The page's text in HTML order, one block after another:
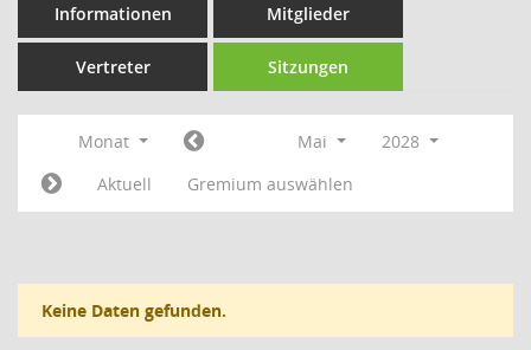
Informationen Mitglieder
Vertreter Sitzungen
Monat Mai
2028
Aktuell
Gremium auswählen
Keine Daten gefunden.